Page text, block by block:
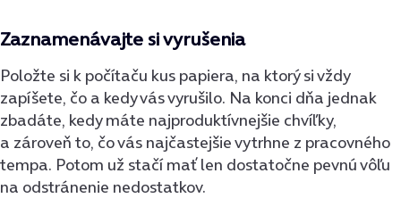
Zaznamenávajte si vyrušenia
Položte si k počítaču kus papiera, na ktorý si vždy
zapíšete, čo a kedy vás vyrušilo. Na konci dňa jednak
zbadáte, kedy máte najproduktívnejšie chvíľky,
a zároveň to, čo vás najčastejšie vytrhne z pracovného
tempa. Potom už stačí mať len dostatočne pevnú vôľu
na odstránenie nedostatkov.